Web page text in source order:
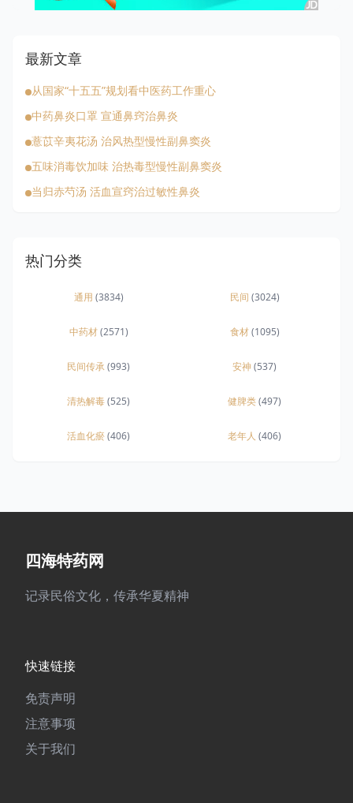
最新文章
从国家“十五五”规划看中医药工作重心
中药鼻炎口罩 宣通鼻窍治鼻炎
薏苡辛夷花汤 治风热型慢性副鼻窦炎
五味消毒饮加味 治热毒型慢性副鼻窦炎
当归赤芍汤 活血宣窍治过敏性鼻炎
热门分类
通用 (3834) 民间 (3024)
中药材(2571) 食材(1095)
民间传承(993) 安神(537)
清热解毒(525) 健脾类(497)
活血化瘀(406) 老年人 (406)
四海特药网
记录民俗文化，传承华夏精神
快速链接
免责声明
注意事项
关于我们